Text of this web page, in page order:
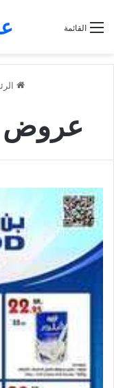
القائمة
عروض بن